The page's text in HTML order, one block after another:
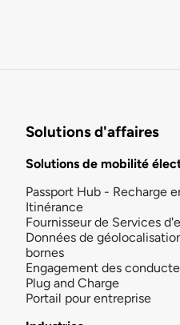
Solutions d'affaires
Solutions de mobilité
Passport Hub - Recharge
Itinérance
Fournisseur de Services
Données de
bornes
Engagement des
Plug and Charge
Portail pour entreprise